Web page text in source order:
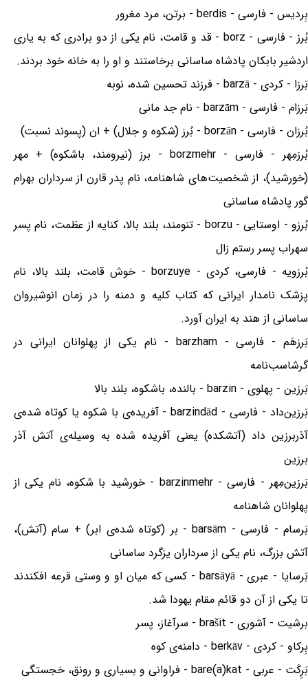
بِردیس - فارسی - berdis - برتن، مرد مغرور
بُرز - فارسی - borz - قد و قامت، نام یکی از دو برادری که به یاری
اردشیر بابکان پادشاه ساسانی برخاستند و او را به خانه خود بردند.
بَرزا - کردی - barzā - فرزند تحسین شده، نوبه
بَرزام - فارسی - barzām - نام جد مانی
بُرزان - فارسی - borzān - بُرز (شکوه و جلال) + ان (پسوند نسبت)
بُرزمِهر - فارسی - borzmehr - برز (نیرومند، باشکوه) + مهر
(خورشید)، از شخصیت‌های شاهنامه، نام پدر قارن از سرداران بهرام
گور پادشاه ساسانی
بُرزو - اوستایی - borzu - تنومند، بلند بالا، کنایه از عظمت، نام پسر
سهراب پسر رستم زال
بُرزویه - فارسی، کردی - borzuye - خوش قامت، بلند بالا، نام
پزشک نامدار ایرانی که کتاب کلیه و دمنه را در زمان انوشیروان
ساسانی از هند به ایران آورد.
بَرزهَم - فارسی - barzham - نام یکی از پهلوانان ایرانی در
گرشاسب‌نامه
بَرزین - پهلوی - barzin - بالنده، باشکوه، بلند بالا
بَرزین‌داد - فارسی - barzindād - آفریده‌ی با شکوه یا کوتاه شده‌ی
آذربرزین داد (آتشکده) یعنی آفریده شده به وسیله‌ی آتش آذر
برزین
بَرزین‌مِهر - فارسی - barzinmehr - خورشید با شکوه، نام یکی از
پهلوانان شاهنامه
بَرسام - فارسی - barsām - بر (کوتاه شده‌ی ابر) + سام (آتش)،
آتش بزرگ، نام یکی از سرداران یزگرد ساسانی
بَرسایا - عبری - barsāyā - کسی که میان او و وستی قرعه افکندند
تا یکی از آن دو قائم مقام یهودا شد.
برشیت - آشوری - brašit - سرآغاز، پسر
بِرکاو - کردی - berkāv - دامنه‌ی کوه
بَرِکَت - عربی - bare(a)kat - فراوانی و بسیاری و رونق، خجستگی